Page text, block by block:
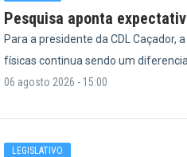
Pesquisa aponta
Para a presidente da CDL Caçador,
físicas continua sendo um
06 agosto 2026 - 15:00
LEGISLATIVO